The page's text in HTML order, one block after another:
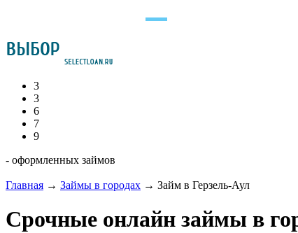
3
3
6
7
9
- оформленных займов
Главная → Займы в городах → Займ в Герзель-Аул
Срочные онлайн займы в